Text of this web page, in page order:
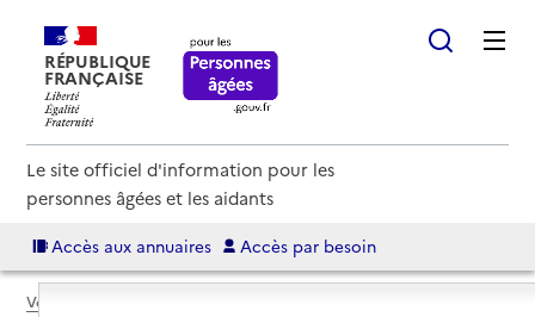
RÉPUBLIQUE
FRANÇAISE
Le site officiel d'information pour les
personnes âgées et les aidants
Accès aux annuaires Accès par besoin
Voir le fil d’Ariane